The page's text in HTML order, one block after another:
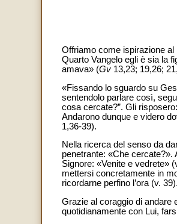
Offriamo come ispirazione al
Quarto Vangelo egli è sia la
amava» (Gv 13,23; 19,26;
«Fissando lo sguardo su
sentendolo parlare così,
cosa cercate?”. Gli
Andarono dunque e videro
1,36-39).
Nella ricerca del senso da
penetrante: «Che
Signore: «Venite e vedrete»
mettersi concretamente in
ricordarne perfino l’ora (v. 39).
Grazie al coraggio di andare
quotidianamente con Lui,